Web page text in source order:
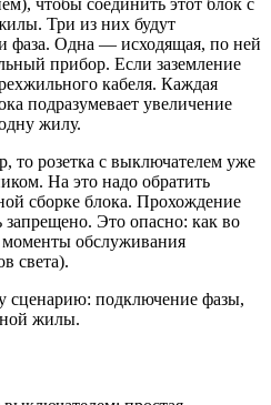
Три из них будут
фаза. Одна — исходящая, по ней
прибор. Если заземление
кабеля. Каждая
подразумевает увеличение
жилу.
то розетка с выключателем уже
На это надо обратить
сборке блока. Прохождение
запрещено. Это опасно: как во
моменты обслуживания
света).
сценарию: подключение фазы,
жилы.